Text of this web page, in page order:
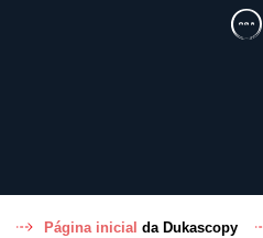
Página inicial da Dukascopy